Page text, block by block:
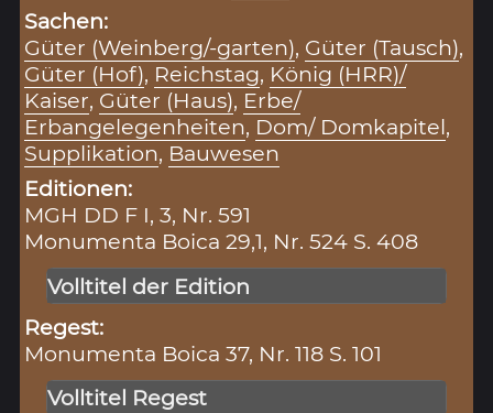
Sachen:
Güter (Weinberg/-garten), Güter (Tausch),
Güter (Hof), Reichstag, König (HRR)/
Kaiser, Güter (Haus), Erbe/
Erbangelegenheiten, Dom/ Domkapitel,
Supplikation, Bauwesen
Editionen:
MGH DD F I, 3, Nr. 591
Monumenta Boica 29,1, Nr. 524 S. 408
Volltitel der Edition
Regest:
Monumenta Boica 37, Nr. 118 S. 101
Volltitel Regest